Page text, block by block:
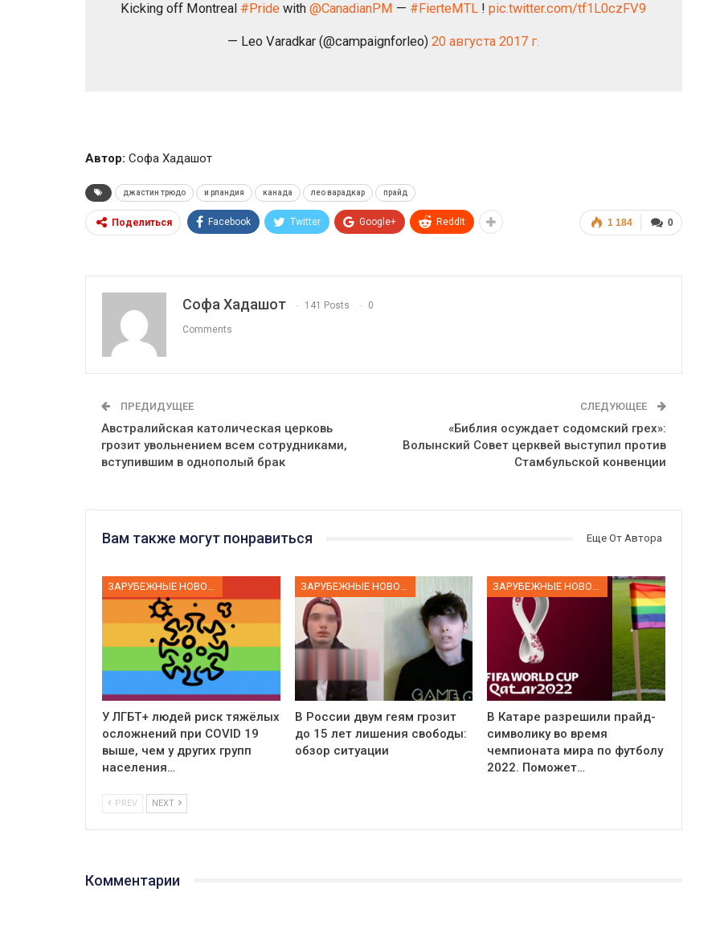
Kicking off Montreal #Pride with@CanadianPM — #FierteMTL !pic.twitter.com/tf1L0czFV9
— Leo Varadkar (@campaignforleo)20 августа 2017 г.
Автор: Софа Хадашот
джастин трюдо и рландия канада лео варадкар прайд
0
1 184
Поделиться Facebook Twitter Google+ ReddIt
Софа Хадашот 141 Posts 0
Comments
ПРЕДИДУЩЕЕ
Австралийская католическая церковь
грозит увольнением всем сотрудниками,
вступившим в однополый брак
СЛЕДУЮЩЕЕ
«Библия осуждает содомский грех»:
Волынский Совет церквей выступил против
Стамбульской конвенции
Вам также могут понравиться Еще От Автора
У ЛГБТ+ людей риск тяжёлых
осложнений при COVID 19
выше, чем у других групп
населения…
В России двум геям грозит
до 15 лет лишения свободы:
обзор ситуации
В Катаре разрешили прайд-
символику во время
чемпионата мира по футболу
2022. Поможет…
PREV NEXT
Комментарии